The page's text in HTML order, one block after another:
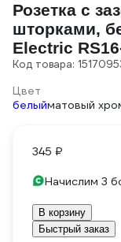
Розетка с
шторками,
Electric
Код товара:
Цвет
белыйматовый
345 ₽
Начислим 3
В корзину
Быстрый заказ